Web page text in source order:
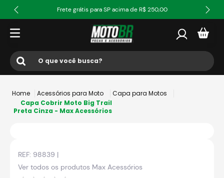
Frete grátis para SP acima de R$ 250,00
O que você busca?
º ls2
4º fw3
5 º capacete ls2
Acessórios para Moto
Capa para Motos
Capa Cobrir Moto Big Trail
Preta Cinza - Max Acessórios
REF: 98839 |
Ver todos os produtos Max Acessórios